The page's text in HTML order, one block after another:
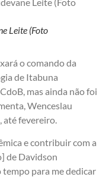
Leite (Foto
o comando da
de Itabuna
mas ainda não foi
Wenceslau
até fevereiro.
e contribuir com a
de Davidson
para me dedicar